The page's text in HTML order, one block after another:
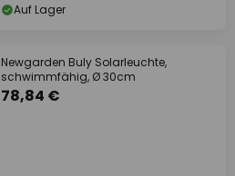
Auf Lager
Newgarden Buly Solarleuchte,
schwimmfähig, Ø 30cm
78,84 €